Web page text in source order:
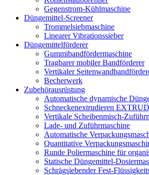
Gegenstrom-Kühlmaschine
Düngemittel-Screener
Trommelsiebmaschine
Linearer Vibrationssieber
Düngemittelförderer
Gummibandfördermaschine
Tragbarer mobiler Bandförderer
Vertikaler
Becherwerk
Zubehörausrüstung
Automatische dynamische
Schneckenextrudieren
Vertikale Scheibenmisch-
Lade- und Zuführmaschine
Automatische
Quantitative
Runde Poliermaschine für
Statische Düngemittel-
Schrägsiebender Fest-